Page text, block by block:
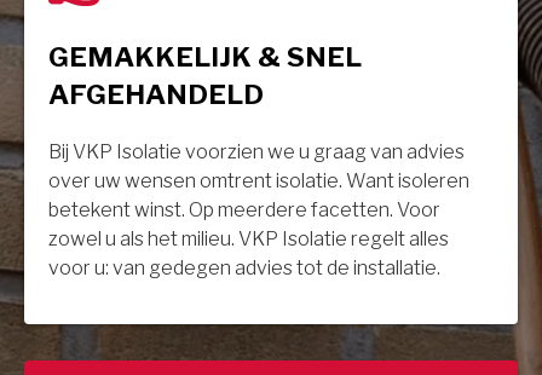
GEMAKKELIJK & SNEL
AFGEHANDELD
Bij VKP Isolatie voorzien we u graag van advies
over uw wensen omtrent isolatie. Want isoleren
betekent winst. Op meerdere facetten. Voor
zowel u als het milieu. VKP Isolatie regelt alles
voor u: van gedegen advies tot de installatie.